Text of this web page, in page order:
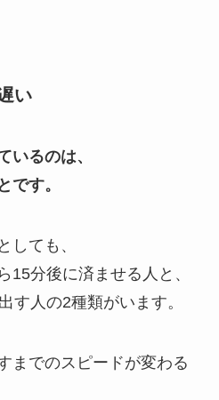
い
いるのは、
です。
しても、
15分後に済ませる人と、
す人の2種類がいます。
までのスピードが変わる